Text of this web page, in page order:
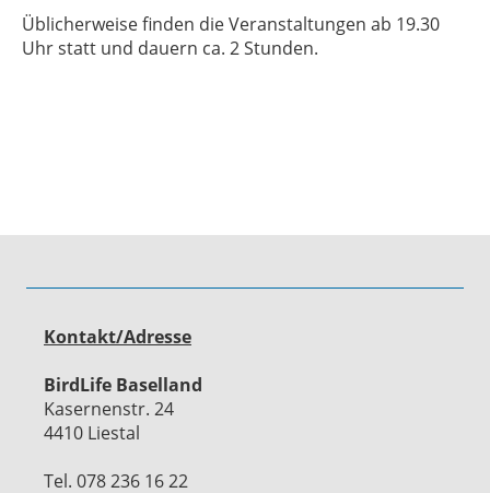
Üblicherweise finden die Veranstaltungen ab 19.30
Uhr statt und dauern ca. 2 Stunden.
Kontakt/Adresse
BirdLife Baselland
Kasernenstr. 24
4410 Liestal
Tel. 078 236 16 22